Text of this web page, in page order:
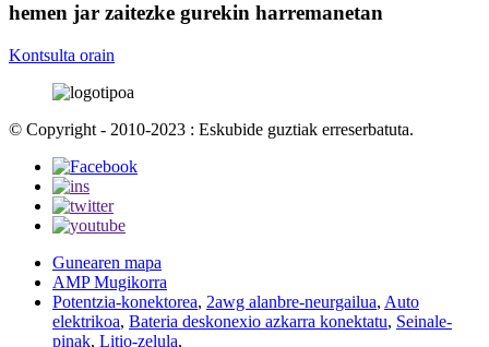
hemen jar zaitezke gurekin harremanetan
Kontsulta orain
© Copyright - 2010-2023 : Eskubide guztiak erreserbatuta.
Gunearen mapa
AMP Mugikorra
Potentzia-konektorea, 2awg alanbre-neurgailua, Auto
elektrikoa, Bateria deskonexio azkarra konektatu, Seinale-
pinak, Litio-zelula,